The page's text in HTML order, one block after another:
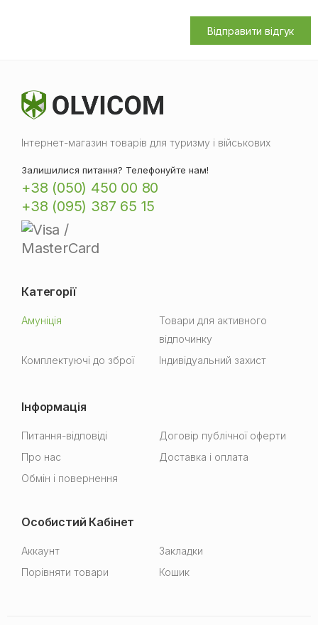
Відправити відгук
Інтернет-магазин товарів для туризму і військових
Залишилися питання? Телефонуйте нам!
+38 (050) 450 00 80
+38 (095) 387 65 15
Категорії
Амуніція
Товари для активного
відпочинку
Комплектуючі до зброї
Індивідуальний захист
Інформація
Питання-відповіді
Договір публічної оферти
Про нас
Доставка і оплата
Обмін і повернення
Особистий Кабінет
Аккаунт
Закладки
Порівняти товари
Кошик